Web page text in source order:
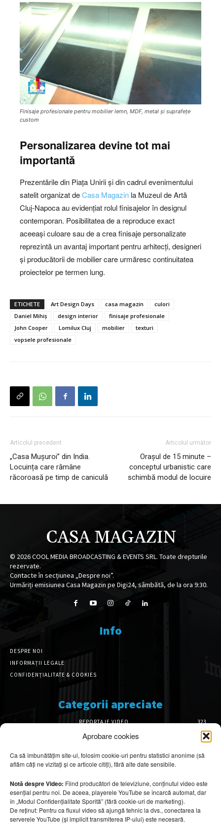
Aprobare cookies
Ca să îmbunătățim site-ul, folosim cookie-uri pentru statistici anonime (să
aflăm câți ne vizitați și ce articole citiți), fără alte date sensibile.
Notă despre Video: Fiind producători de televiziune, conținutul video este
esențial pentru noi. De aceea, playerele YouTube se încarcă automat, dar
în „Modul Confidențialitate Sporită” (fără cookie-uri de marketing).
De reținut: Pentru ca fluxul video să ajungă tehnic la dvs., conectarea la
serverele YouTube (și implicit transmiterea IP-ului) este necesară.
Finisaje profesionale pentru mobilier lemn, MDF, metal și suprafețe
custom
Personalizarea devine tot mai
importantă
Prezentările din Piața Unirii și din cadrul evenimentului
satelit organizat deCasa Magazin la Muzeul de Artă
Cluj-Napoca au evidențiat rolul finisajelor în designul
contemporan. Posibilitatea de a reproduce exact
aceeași culoare sau de a crea finisaje personalizate
reprezintă un avantaj important pentru arhitecți, designeri
și producătorii de mobilier care urmăresc continuitatea
proiectelor pe termen lung.
ETICHETE Art Design Days casa magazin
culori
Daniel Mihiș
design interior
finisaje profesionale
John Cooper
Lomilux Cluj mobilier
texturi
vopsele profesionale
Articolul precedent
„Casa Mușuroi” din India.
Locuința care rămâne
răcoroasă pe timp de caniculă
Articolul următor
Orașul de 15 minute –
conceptul urbanistic care
schimbă modul de locuire
CASA MAGAZIN
© 2026COOL MEDIA BROADCASTING & EVENTS SRL. Toate drepturile
rezervate.
Contacte în secțiunea „Despre noi”.
Urmăriți emisiunea Casa Magazin pe Digi24, sâmbătă, de la ora 9:30.
Info
DESPRE NOI
INFORMAȚII LEGALE
CONFIDENȚIALITATE & COOKIES
Categorii apreciate
REPORTAJE VIDEO
323
AMENAJĂRI INTERIOARE
126
DESIGN INTERIOR
64
ARHITECTURĂ & DESIGN
OPINII & ANALIZE
43
Articole recomandate
Cele mai impresionante cabane moderne